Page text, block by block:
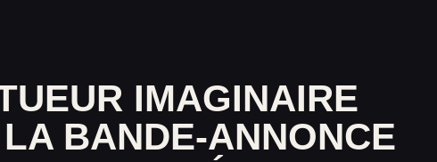
IMAGINAIRE
BANDE-ANNONCE